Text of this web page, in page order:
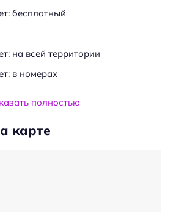
бесплатный
на всей территории
в номерах
полностью
карте